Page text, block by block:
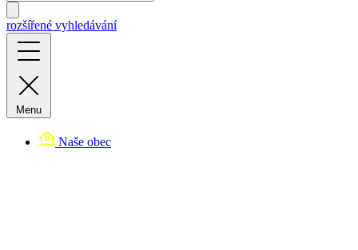
rozšířené vyhledávání
Menu
Naše obec